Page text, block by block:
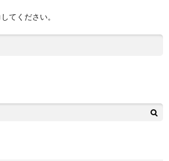
てください。